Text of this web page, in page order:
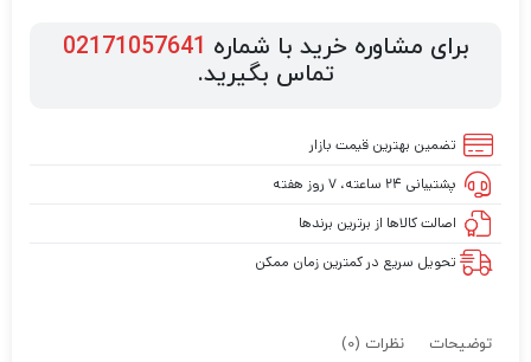
برای مشاوره خرید با شماره 02171057641
تماس بگیرید.
تضمین بهترین قیمت بازار
پشتیبانی ۲۴ ساعته، ۷ روز هفته
اصالت کالاها از برترین برندها
تحویل سریع در کمترین زمان ممکن
توضیحات نظرات (0)